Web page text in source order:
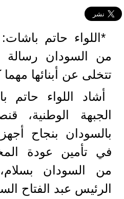
*اللواء حاتم
من السودان رسالة
تتخلى عن أبنائها
أشاد اللواء
الجبهة الوطنية،
بالسودان بنجاح
في تأمين عودة
من السودان بسلام،
الرئيس عبد الفتاح